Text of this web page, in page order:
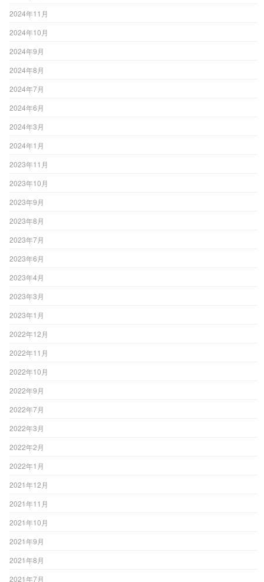
2024年11月
2024年10月
2024年9月
2024年8月
2024年7月
2024年6月
2024年3月
2024年1月
2023年11月
2023年10月
2023年9月
2023年8月
2023年7月
2023年6月
2023年4月
2023年3月
2023年1月
2022年12月
2022年11月
2022年10月
2022年9月
2022年7月
2022年3月
2022年2月
2022年1月
2021年12月
2021年11月
2021年10月
2021年9月
2021年8月
2021年7月